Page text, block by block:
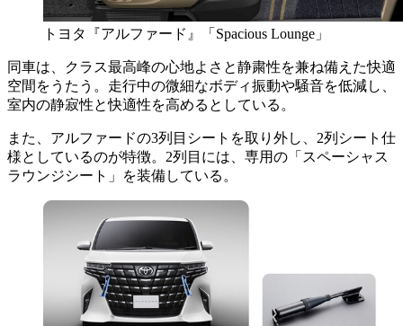
トヨタ『アルファード』「Spacious Lounge」
同車は、クラス最高峰の心地よさと静粛性を兼ね備えた快適
空間をうたう。走行中の微細なボディ振動や騒音を低減し、
室内の静寂性と快適性を高めるとしている。
また、アルファードの3列目シートを取り外し、2列シート仕
様としているのが特徴。2列目には、専用の「スペーシャス
ラウンジシート」を装備している。